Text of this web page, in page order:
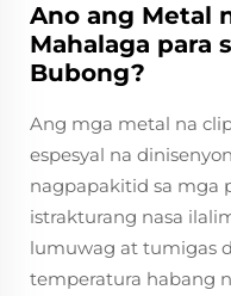
Ano ang Metal
Mahalaga para
Bubong?
Ang mga metal na
espesyal na
nagpapakitid sa mga
istrakturang nasa
lumuwag at tumigas
temperatura habang